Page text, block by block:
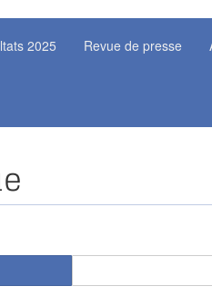
2025 Revue de presse